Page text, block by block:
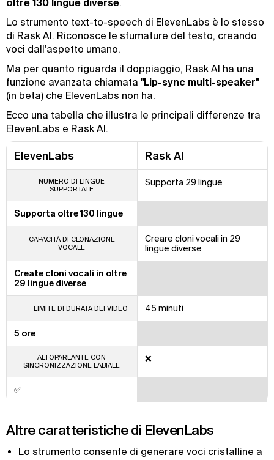
oltre 130 lingue diverse.
Lo strumento text-to-speech di ElevenLabs è lo stesso
di Rask AI. Riconosce le sfumature del testo, creando
voci dall'aspetto umano.
Ma per quanto riguarda il doppiaggio, Rask AI ha una
funzione avanzata chiamata "Lip-sync multi-speaker"
(in beta) che ElevenLabs non ha.
Ecco una tabella che illustra le principali differenze tra
ElevenLabs e Rask AI.
ElevenLabs Rask AI
NUMERO DI LINGUE
SUPPORTATE
Supporta 29 lingue
Supporta oltre 130 lingue
CAPACITÀ DI CLONAZIONE
VOCALE
Creare cloni vocali in 29
lingue diverse
Create cloni vocali in oltre
29 lingue diverse
LIMITE DI DURATA DEI VIDEO 45 minuti
5 ore
ALTOPARLANTE CON
SINCRONIZZAZIONE LABIALE
❌
✅
Altre caratteristiche di ElevenLabs
Lo strumento consente di generare voci cristalline a